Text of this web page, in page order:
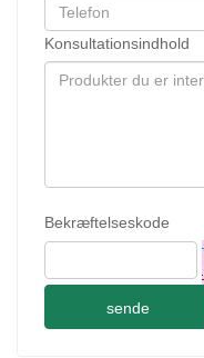
Konsultationsindhold
Bekræftelseskode
sende